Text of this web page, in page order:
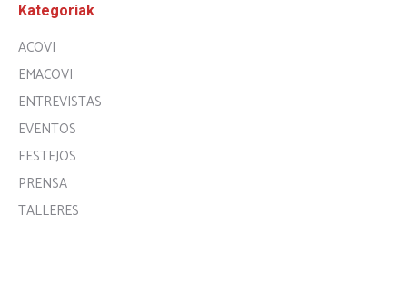
Kategoriak
ACOVI
EMACOVI
ENTREVISTAS
EVENTOS
FESTEJOS
PRENSA
TALLERES